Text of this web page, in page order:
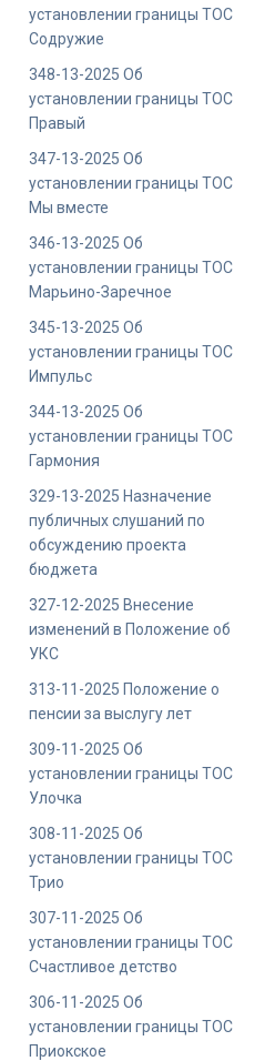
установлении границы ТОС
Содружие
348-13-2025 Об
установлении границы ТОС
Правый
347-13-2025 Об
установлении границы ТОС
Мы вместе
346-13-2025 Об
установлении границы ТОС
Марьино-Заречное
345-13-2025 Об
установлении границы ТОС
Импульс
344-13-2025 Об
установлении границы ТОС
Гармония
329-13-2025 Назначение
публичных слушаний по
обсуждению проекта
бюджета
327-12-2025 Внесение
изменений в Положение об
УКС
313-11-2025 Положение о
пенсии за выслугу лет
309-11-2025 Об
установлении границы ТОС
Улочка
308-11-2025 Об
установлении границы ТОС
Трио
307-11-2025 Об
установлении границы ТОС
Счастливое детство
306-11-2025 Об
установлении границы ТОС
Приокское